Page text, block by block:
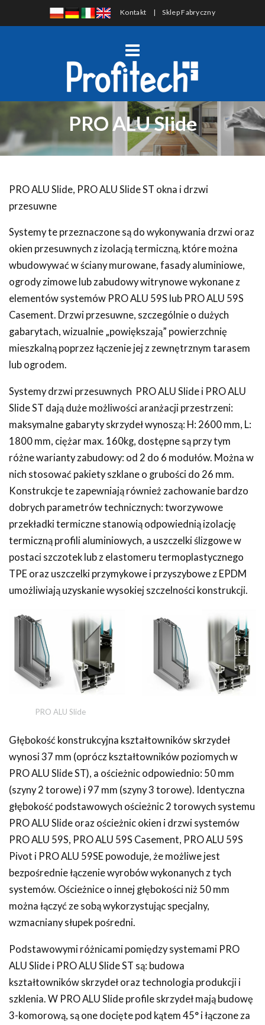
Kontakt |Sklep Fabryczny
PRO ALU Slide
PRO ALU Slide, PRO ALU Slide ST okna i drzwi
przesuwne
Systemy te przeznaczone są do wykonywania drzwi oraz
okien przesuwnych z izolacją termiczną, które można
wbudowywać w ściany murowane, fasady aluminiowe,
ogrody zimowe lub zabudowy witrynowe wykonane z
elementów systemów PRO ALU 59S lub PRO ALU 59S
Casement. Drzwi przesuwne, szczególnie o dużych
gabarytach, wizualnie „powiększają” powierzchnię
mieszkalną poprzez łączenie jej z zewnętrznym tarasem
lub ogrodem.
Systemy drzwi przesuwnych PRO ALU Slide i PRO ALU
Slide ST dają duże możliwości aranżacji przestrzeni:
maksymalne gabaryty skrzydeł wynoszą: H: 2600 mm, L:
1800 mm, ciężar max. 160kg, dostępne są przy tym
różne warianty zabudowy: od 2 do 6 modułów. Można w
nich stosować pakiety szklane o grubości do 26 mm.
Konstrukcje te zapewniają również zachowanie bardzo
dobrych parametrów technicznych: tworzywowe
przekładki termiczne stanowią odpowiednią izolację
termiczną profili aluminiowych, a uszczelki ślizgowe w
postaci szczotek lub z elastomeru termoplastycznego
TPE oraz uszczelki przymykowe i przyszybowe z EPDM
umożliwiają uzyskanie wysokiej szczelności konstrukcji.
PRO ALU Slide
Głębokość konstrukcyjna kształtowników skrzydeł
wynosi 37 mm (oprócz kształtowników poziomych w
PRO ALU Slide ST), a ościeżnic odpowiednio: 50 mm
(szyny 2 torowe) i 97 mm (szyny 3 torowe). Identyczna
głębokość podstawowych ościeżnic 2 torowych systemu
PRO ALU Slide oraz ościeżnic okien i drzwi systemów
PRO ALU 59S, PRO ALU 59S Casement, PRO ALU 59S
Pivot i PRO ALU 59SE powoduje, że możliwe jest
bezpośrednie łączenie wyrobów wykonanych z tych
systemów. Ościeżnice o innej głębokości niż 50 mm
można łączyć ze sobą wykorzystując specjalny,
wzmacniany słupek pośredni.
Podstawowymi różnicami pomiędzy systemami PRO
ALU Slide i PRO ALU Slide ST są: budowa
kształtowników skrzydeł oraz technologia produkcji i
szklenia. W PRO ALU Slide profile skrzydeł mają budowę
3-komorową, są one docięte pod kątem 45° i łączone za